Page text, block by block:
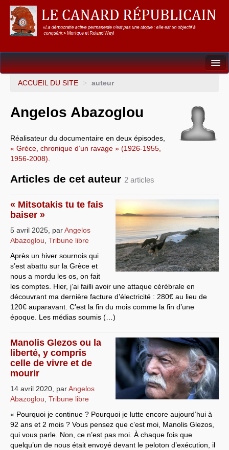
Dossiers
Points de repères
Un éléphant, ça trompe énormément !
Gouvernance mondiale & mondialisation
International
Résistances
Systèmes & société sous contrôle
Nouvelles de l’antirépublique
Crises "Covid-19 & H1N1"
Guerre en Ukraine
ACCUEIL DU SITE > auteur
Angelos Abazoglou
Réalisateur du documentaire en deux épisodes,
« Grèce, chronique d’un ravage » (1926-1955,
1956-2008)
Articles de cet auteur 2 articles
« Mitsotakis tu te fais
baiser »
5 avril 2025 parAngelos
Abazoglou Tribune libre
Après un hiver sournois qui
s’est abattu sur la Grèce et
nous a mordu les os, on fait
les comptes. Hier, j’ai failli avoir une attaque cérébrale en
découvrant ma dernière facture d’électricité : 280€ au lieu de
120€ auparavant. C’est la fin du mois comme la fin d’une
époque. Les médias soumis (…)
Manolis Glezos ou la
liberté, y compris
celle de vivre et de
mourir
14 avril 2020 parAngelos
Abazoglou Tribune libre
« Pourquoi je continue ? Pourquoi je lutte encore aujourd’hui à
92 ans et 2 mois ? Vous pensez que c’est moi, Manolis Glezos,
qui vous parle. Non, ce n’est pas moi. À chaque fois que
quelqu’un de nous était envoyé devant le peloton d’exécution, il